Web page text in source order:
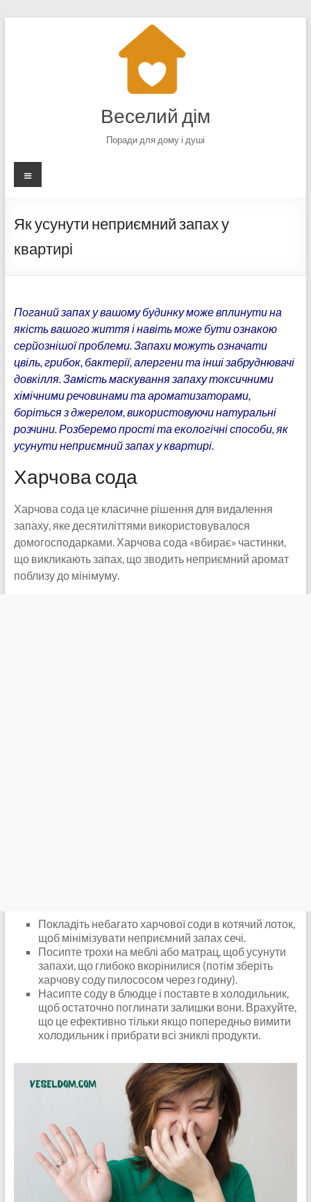
Веселий дім
Поради для дому і душі
Меню
Як усунути неприємний запах у
квартирі
Поганий запах у вашому будинку може вплинути на
якість вашого життя і навіть може бути ознакою
серйознішої проблеми. Запахи можуть означати
цвіль, грибок, бактерії, алергени та інші забруднювачі
довкілля. Замість маскування запаху токсичними
хімічними речовинами та ароматизаторами,
боріться з джерелом, використовуючи натуральні
розчини. Розберемо прості та екологічні способи, як
усунути неприємний запах у квартирі.
Харчова сода
Харчова сода це класичне рішення для видалення
запаху, яке десятиліттями використовувалося
домогосподарками. Харчова сода «вбирає» частинки,
що викликають запах, що зводить неприємний аромат
поблизу до мінімуму.
Покладіть небагато харчової соди в котячий лоток,
щоб мінімізувати неприємний запах сечі.
Посипте трохи на меблі або матрац, щоб усунути
запахи, що глибоко вкорінилися (потім зберіть
харчову соду пилососом через годину).
Насипте соду в блюдце і поставте в холодильник,
щоб остаточно поглинати залишки вони. Врахуйте,
що це ефективно тільки якщо попередньо вимити
холодильник і прибрати всі зниклі продукти.